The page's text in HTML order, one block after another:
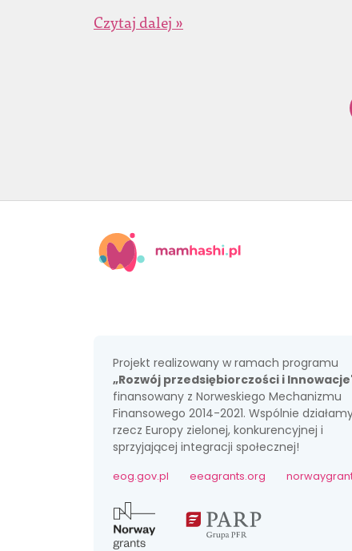
Czytaj dalej »
Projekt realizowany w ramach programu
„Rozwój przedsiębiorczości i
finansowany z Norweskiego Mechanizmu
Finansowego 2014-2021. Wspólnie
rzecz Europy zielonej, konkurencyjnej i
sprzyjającej integracji społecznej!
eog.gov.pl eeagrants.org